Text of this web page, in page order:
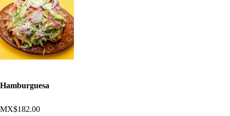
Hamburguesa
MX$182.00